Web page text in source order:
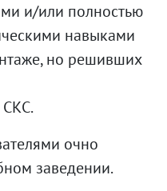
и/или полностью
навыками
но решивших
очно
заведении.